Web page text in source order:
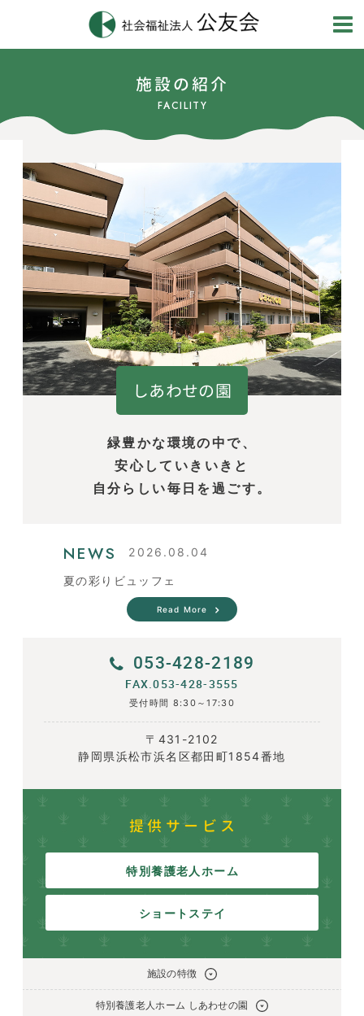
施設の紹介
FACILITY
しあわせの園
緑豊かな環境の中で、
安心していきいきと
自分らしい毎日を過ごす。
NEWS 2026.08.04
夏の彩りビュッフェ
Read More
053-428-2189
FAX.053-428-3555
受付時間 8:30～17:30
〒431-2102
静岡県浜松市浜名区都田町1854番地
提供サービス
特別養護老人ホーム
ショートステイ
施設の特徴
特別養護老人ホーム しあわせの園